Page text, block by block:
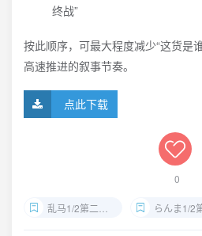
终战”
按此顺序，可最大程度减少“这货是
高速推进的叙事节奏。
点此下载
0
乱马1/2第二季下载 らんま1/2第2期